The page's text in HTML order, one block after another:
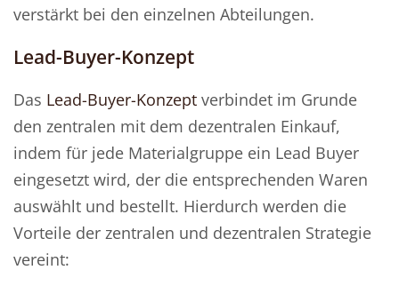
verstärkt bei den einzelnen Abteilungen.
Lead-Buyer-Konzept
Das Lead-Buyer-Konzept verbindet im Grunde
den zentralen mit dem dezentralen Einkauf,
indem für jede Materialgruppe ein Lead Buyer
eingesetzt wird, der die entsprechenden Waren
auswählt und bestellt. Hierdurch werden die
Vorteile der zentralen und dezentralen Strategie
vereint: